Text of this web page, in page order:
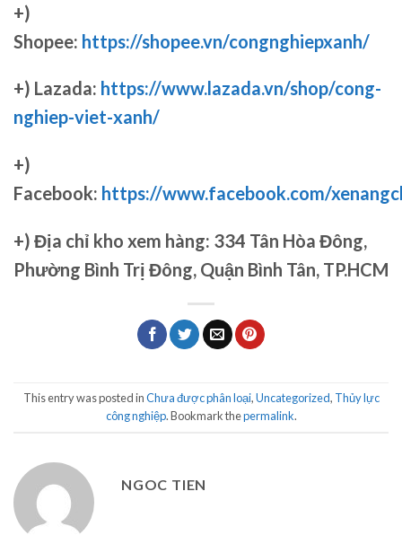
+)
Shopee: https://shopee.vn/congnghiepxanh/
+) Lazada: https://www.lazada.vn/shop/cong-
nghiep-viet-xanh/
+)
Facebook: https://www.facebook.com/
+) Địa chỉ kho xem hàng: 334 Tân Hòa Đông,
Phường Bình Trị Đông, Quận Bình Tân, TP.HCM
This entry was posted inChưa được phân loại,Uncategorized, Thủy lực
công nghiệp. Bookmark thepermalink.
NGOC TIEN